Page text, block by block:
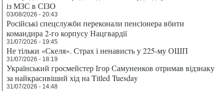
із МЗС в СІЗО
03/08/2026 - 20:43
Російські спецслужби переконали пенсіонера вбити
командира 2-го корпусу Нацгвардії
31/07/2026 - 19:45
Не тільки «Скеля». Страх і ненависть у 225-му ОШП
31/07/2026 - 18:19
Український гросмейстер Ігор Самуненков отримав відзнаку
за найкрасивіший хід на Titled Tuesday
31/07/2026 - 14:48